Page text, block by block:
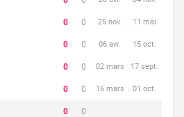
0 0 25 nov. 11 mai
0 0 06 avr. 15 oct.
0 0 02 mars 17 sept.
0 0 16 mars 01 oct.
0
0